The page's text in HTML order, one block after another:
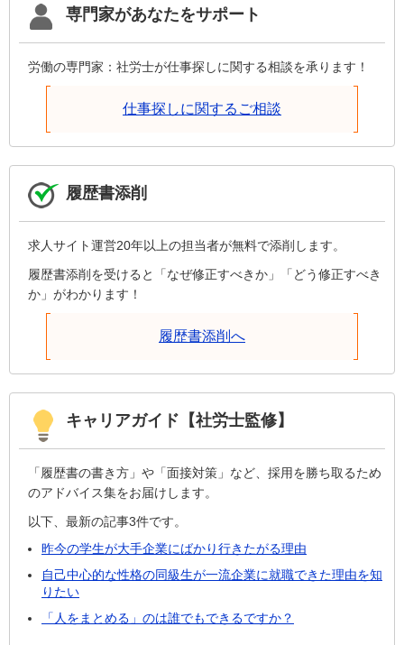
専門家があなたをサポート
労働の専門家：社労士が仕事探しに関する相談を承ります！
仕事探しに関するご相談
履歴書添削
求人サイト運営20年以上の担当者が無料で添削します。
履歴書添削を受けると「なぜ修正すべきか」「どう修正すべき
か」がわかります！
履歴書添削へ
キャリアガイド【社労士監修】
「履歴書の書き方」や「面接対策」など、採用を勝ち取るため
のアドバイス集をお届けします。
以下、最新の記事3件です。
昨今の学生が大手企業にばかり行きたがる理由
自己中心的な性格の同級生が一流企業に就職できた理由を知
りたい
「人をまとめる」のは誰でもできるですか？